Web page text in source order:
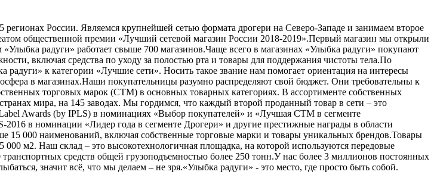
России. Являемся крупнейшей сетью формата дрогери на Северо-Западе и занимаем второе
общественной премии «Лучший сетевой магазин России 2018-2019».Первый магазин мы открыли
радуги» работает свыше 700 магазинов.Чаще всего в магазинах «Улыбка радуги» покупают
включая средства по уходу за полостью рта и товары для поддержания чистоты тела.По
радуги» к категории «Лучшие сети». Носить такое звание нам помогает ориентация на интересы
в магазинах.Наши покупательницы разумно распределяют свой бюджет. Они требовательны к
торговых марок (СТМ) в основных товарных категориях. В ассортименте собственных
мира, на 145 заводах. Мы гордимся, что каждый второй проданный товар в сети – это
Awards (by IPLS) в номинациях «Выбор покупателей» и «Лучшая СТМ в сегменте
в номинации «Лидер года в сегменте Дрогери» и другие престижные награды в области
15 000 наименований, включая собственные торговые марки и товары уникальных брендов.Товары
м2. Наш склад – это высокотехнологичная площадка, на которой используются передовые
средств общей грузоподъемностью более 250 тонн.У нас более 3 миллионов постоянных
значит всё, что мы делаем – не зря.«Улыбка радуги» - это место, где просто быть собой.